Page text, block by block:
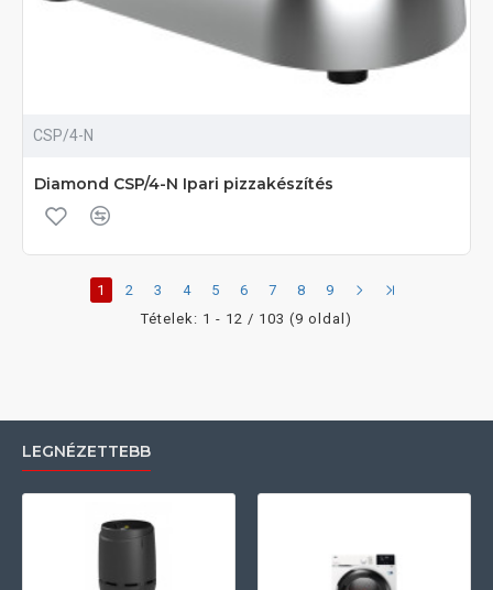
CSP/4-N
Diamond CSP/4-N Ipari pizzakészítés
1 2 3 4 5 6 7 8
9
Tételek: 1 - 12 / 103 (9 oldal)
LEGNÉZETTEBB